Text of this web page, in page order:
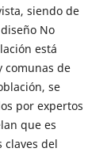
siendo de
No
está
comunas de
se
por expertos
que es
claves del